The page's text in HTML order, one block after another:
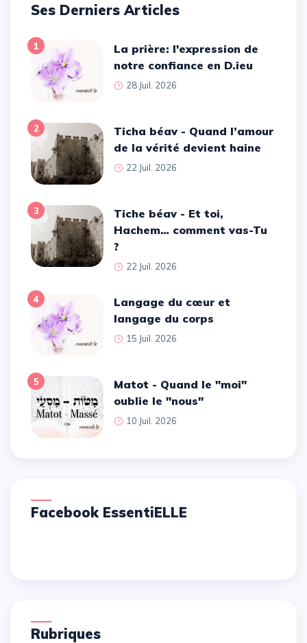
Ses Derniers Articles
1
La prière: l'expression de
notre confiance en D.ieu
28 Juil. 2026
2
Ticha béav - Quand l’amour
de la vérité devient haine
22 Juil. 2026
3
Tiche béav - Et toi,
Hachem… comment vas-Tu
?
22 Juil. 2026
4
Langage du cœur et
langage du corps
15 Juil. 2026
5
Matot - Quand le ''moi''
oublie le ''nous''
10 Juil. 2026
Facebook EssentiELLE
Rubriques